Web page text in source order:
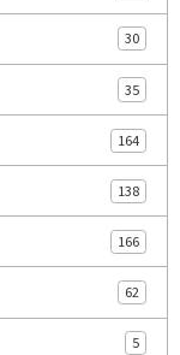
30
35
164
138
166
62
5